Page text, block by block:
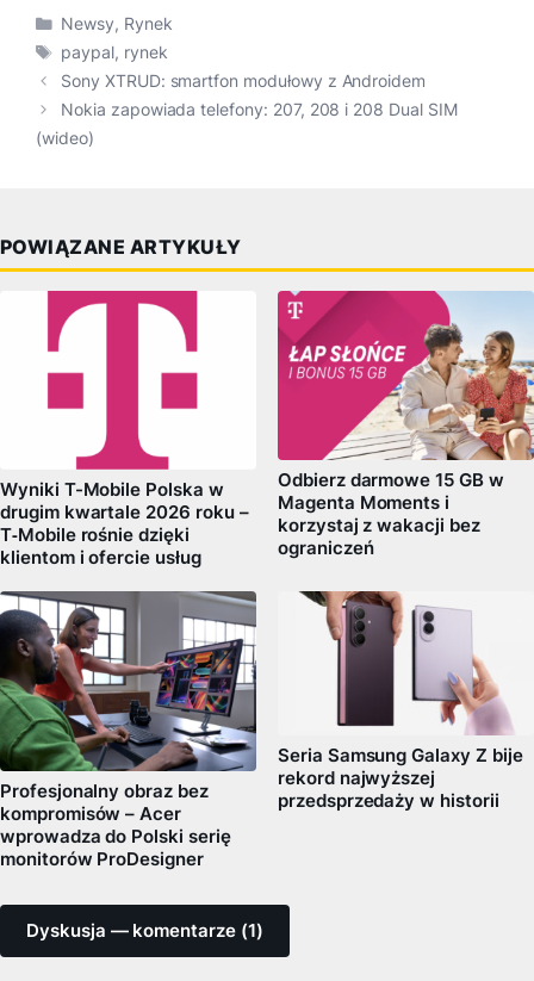
Kategorie
Newsy, Rynek
Tagi
paypal, rynek
Sony XTRUD: smartfon modułowy z Androidem
Nokia zapowiada telefony: 207, 208 i 208 Dual SIM
(wideo)
POWIĄZANE ARTYKUŁY
Wyniki T-Mobile Polska w
drugim kwartale 2026 roku –
T‑Mobile rośnie dzięki
klientom i ofercie usług
Odbierz darmowe 15 GB w
Magenta Moments i
korzystaj z wakacji bez
ograniczeń
Profesjonalny obraz bez
kompromisów – Acer
wprowadza do Polski serię
monitorów ProDesigner
Seria Samsung Galaxy Z bije
rekord najwyższej
przedsprzedaży w historii
Dyskusja — komentarze (1)